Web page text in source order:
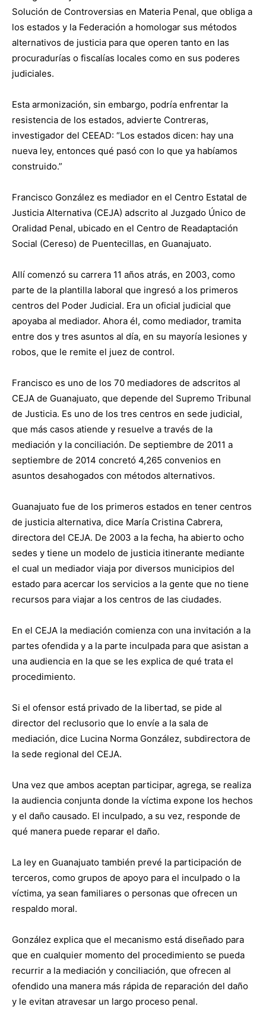
Solución de Controversias en Materia Penal, que obliga a
los estados y la Federación a homologar sus métodos
alternativos de justicia para que operen tanto en las
procuradurías o fiscalías locales como en sus poderes
judiciales.
Esta armonización, sin embargo, podría enfrentar la
resistencia de los estados, advierte Contreras,
investigador del CEEAD: “Los estados dicen: hay una
nueva ley, entonces qué pasó con lo que ya habíamos
construido.”
Francisco González es mediador en el Centro Estatal de
Justicia Alternativa (CEJA) adscrito al Juzgado Único de
Oralidad Penal, ubicado en el Centro de Readaptación
Social (Cereso) de Puentecillas, en Guanajuato.
Allí comenzó su carrera 11 años atrás, en 2003, como
parte de la plantilla laboral que ingresó a los primeros
centros del Poder Judicial. Era un oficial judicial que
apoyaba al mediador. Ahora él, como mediador, tramita
entre dos y tres asuntos al día, en su mayoría lesiones y
robos, que le remite el juez de control.
Francisco es uno de los 70 mediadores de adscritos al
CEJA de Guanajuato, que depende del Supremo Tribunal
de Justicia. Es uno de los tres centros en sede judicial,
que más casos atiende y resuelve a través de la
mediación y la conciliación. De septiembre de 2011 a
septiembre de 2014 concretó 4,265 convenios en
asuntos desahogados con métodos alternativos.
Guanajuato fue de los primeros estados en tener centros
de justicia alternativa, dice María Cristina Cabrera,
directora del CEJA. De 2003 a la fecha, ha abierto ocho
sedes y tiene un modelo de justicia itinerante mediante
el cual un mediador viaja por diversos municipios del
estado para acercar los servicios a la gente que no tiene
recursos para viajar a los centros de las ciudades.
En el CEJA la mediación comienza con una invitación a la
partes ofendida y a la parte inculpada para que asistan a
una audiencia en la que se les explica de qué trata el
procedimiento.
Si el ofensor está privado de la libertad, se pide al
director del reclusorio que lo envíe a la sala de
mediación, dice Lucina Norma González, subdirectora de
la sede regional del CEJA.
Una vez que ambos aceptan participar, agrega, se realiza
la audiencia conjunta donde la víctima expone los hechos
y el daño causado. El inculpado, a su vez, responde de
qué manera puede reparar el daño.
La ley en Guanajuato también prevé la participación de
terceros, como grupos de apoyo para el inculpado o la
víctima, ya sean familiares o personas que ofrecen un
respaldo moral.
González explica que el mecanismo está diseñado para
que en cualquier momento del procedimiento se pueda
recurrir a la mediación y conciliación, que ofrecen al
ofendido una manera más rápida de reparación del daño
y le evitan atravesar un largo proceso penal.